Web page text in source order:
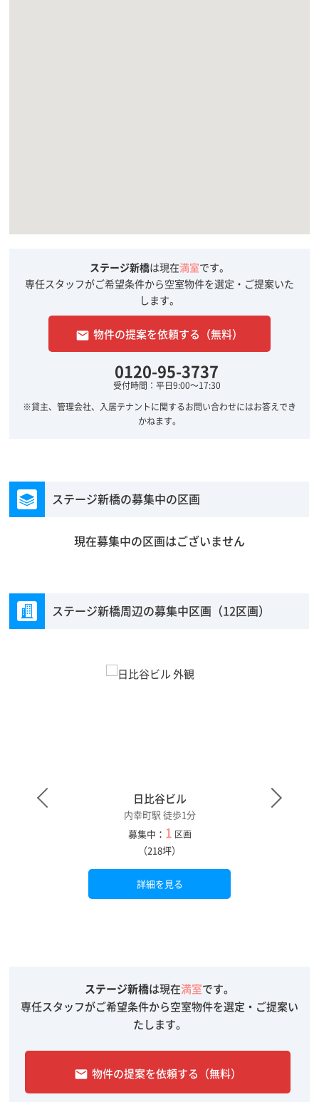
ステージ新橋は現在満室です。
専任スタッフがご希望条件から空室物件を選定・ご提案いた
します。
email 物件の提案を依頼する（無料）
0120-95-3737
受付時間：平日9:00～17:30
※貸主、管理会社、入居テナントに関するお問い合わせにはお答えでき
かねます。
ステージ新橋の募集中の区画
現在募集中の区画はございません
ステージ新橋周辺の募集中区画（12区画）
日比谷ビル
内幸町駅 徒歩1分
募集中： 1 区画
（218坪）
詳細を見る
ステージ新橋は現在満室です。
専任スタッフがご希望条件から空室物件を選定・ご提案い
たします。
email 物件の提案を依頼する（無料）